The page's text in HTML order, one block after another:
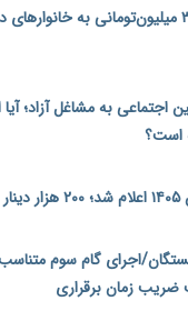
ترمز تولید خودرو
مانع بزرگ خانه‌دار شدن
مرزهای زمینی به
شکاف دستمزد و هزینه
پرداخت اعتبار ۳۰ میلیون‌تومانی به
به مشاغل آزاد؛ آیا
است؟
اجرای گام سوم